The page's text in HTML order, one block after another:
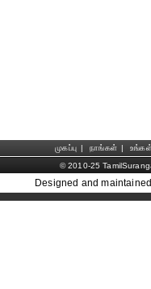
முகப்பு | நாங்கள் | உங்கள்
© 2010-25
Designed and